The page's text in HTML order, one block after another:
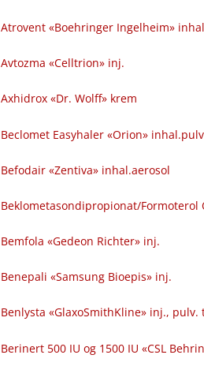
Atrovent «Boehringer Ingelheim»
Avtozma «Celltrion» inj.
Axhidrox «Dr. Wolff» krem
Beclomet Easyhaler «Orion»
Befodair «Zentiva» inhal.aerosol
Beklometasondipropionat​/​Formoterol
Bemfola «Gedeon Richter» inj.
Benepali «Samsung Bioepis» inj.
Benlysta «GlaxoSmithKline» inj.,
Berinert 500 IU og 1500 IU «CSL